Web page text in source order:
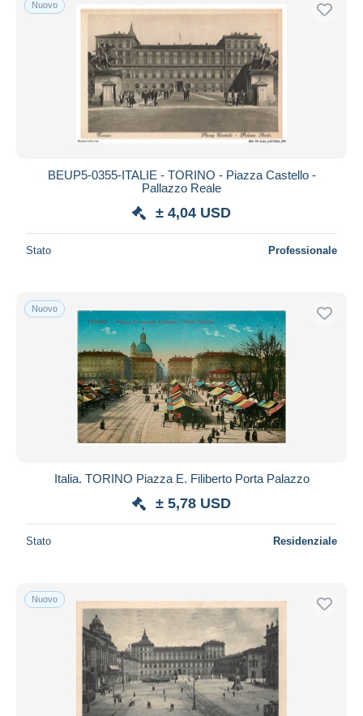
Spedizione gratuita
Metodi di pagamento
PayPal
Bonifico bancario
Visa
Mastercard
iDeal
Residenza del venditore
Aggiorna
Nuovo
BEUP5-0355-ITALIE - TORINO - Piazza Castello -
Pallazzo Reale
± 4,04 USD
Stato Professionale
Nuovo
Italia. TORINO Piazza E. Filiberto Porta Palazzo
± 5,78 USD
Stato Residenziale
Nuovo